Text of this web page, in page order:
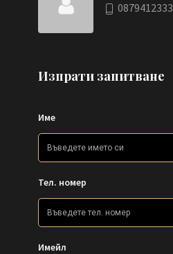
0879412333
Изпрати запитване
Име
Тел. номер
Имейл